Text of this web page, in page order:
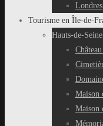
Londres
Tourisme en Île-de-
Hauts-de-Seine
Maison
Maison